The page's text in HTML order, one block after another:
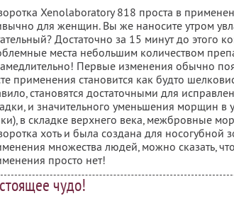
Xenolaboratory 818 проста в
для женщин. Вы же наносите утром
Достаточно за 15 минут до этого
места небольшим количеством
Первые изменения обычно
применения становится как будто
становятся достаточными для
и значительного уменьшения морщин в
в складке верхнего века, межбровные
хоть и была создана для носогубной
множества людей, можно сказать,
просто нет!
чудо!